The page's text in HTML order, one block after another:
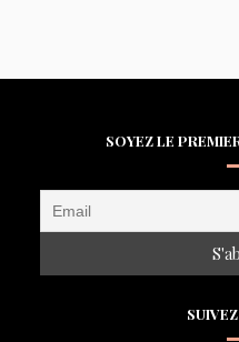
SOYEZ LE